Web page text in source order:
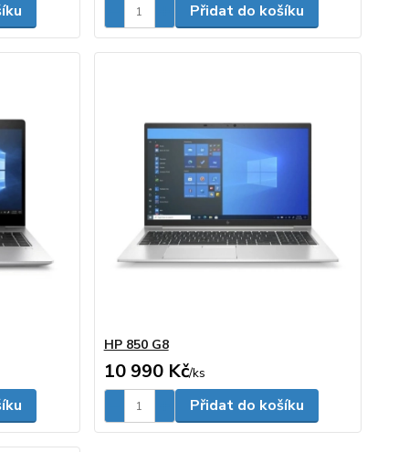
Přidat do košíku
HP 850 G8
10 990 Kč/ks
Přidat do košíku